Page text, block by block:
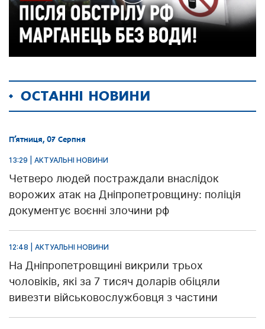
ОСТАННІ НОВИНИ
П’ятниця, 07 Серпня
13:29 | АКТУАЛЬНІ НОВИНИ
Четверо людей постраждали внаслідок
ворожих атак на Дніпропетровщину: поліція
документує воєнні злочини рф
12:48 | АКТУАЛЬНІ НОВИНИ
На Дніпропетровщині викрили трьох
чоловіків, які за 7 тисяч доларів обіцяли
вивезти військовослужбовця з частини